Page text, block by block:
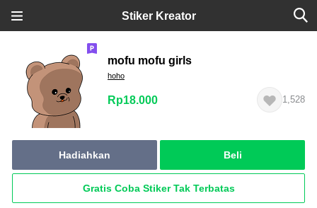
Stiker Kreator
mofu mofu girls
hoho
Rp18.000 1,528
Hadiahkan Beli
Gratis Coba Stiker Tak Terbatas